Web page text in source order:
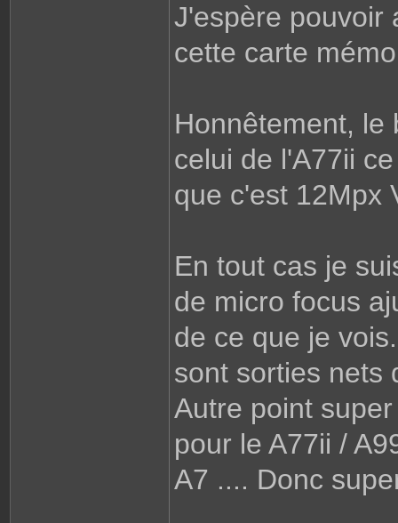
J'espère pouvoir
cette carte
Honnêtement, le
celui de l'A77ii
que c'est 12Mpx
En tout cas je
de micro focus
de ce que je
sont sorties nets
Autre point
pour le A77ii /
A7 .... Donc